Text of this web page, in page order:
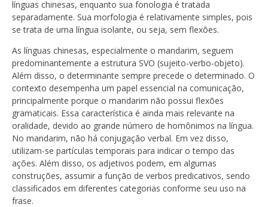
línguas chinesas, enquanto sua fonologia é tratada
separadamente. Sua morfologia é relativamente simples, pois
se trata de uma língua isolante, ou seja, sem flexões.
As línguas chinesas, especialmente o mandarim, seguem
predominantemente a estrutura SVO (sujeito-verbo-objeto).
Além disso, o determinante sempre precede o determinado. O
contexto desempenha um papel essencial na comunicação,
principalmente porque o mandarim não possui flexões
gramaticais. Essa característica é ainda mais relevante na
oralidade, devido ao grande número de homônimos na língua.
No mandarim, não há conjugação verbal. Em vez disso,
utilizam-se partículas temporais para indicar o tempo das
ações. Além disso, os adjetivos podem, em algumas
construções, assumir a função de verbos predicativos, sendo
classificados em diferentes categorias conforme seu uso na
frase.